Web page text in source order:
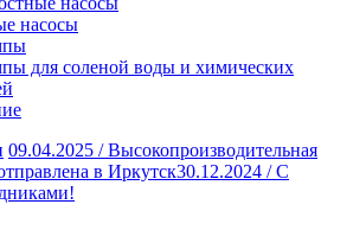
насосы
для соленой воды и химических
09.04.2025 /Высокопроизводительная
в Иркутск30.12.2024 /С